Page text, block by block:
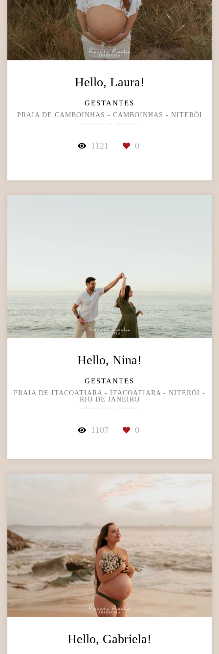
Hello, Laura!
GESTANTES
PRAIA DE CAMBOINHAS - CAMBOINHAS - NITERÓI
1121 0
Hello, Nina!
GESTANTES
PRAIA DE ITACOATIARA - ITACOATIARA - NITERÓI -
RIO DE JANEIRO
1107 0
Hello, Gabriela!